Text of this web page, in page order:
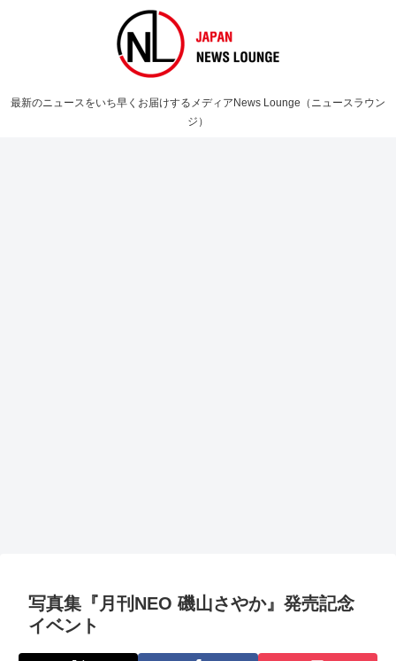
最新のニュースをいち早くお届けするメディアNews Lounge（ニュースラウン
ジ）
写真集『月刊NEO 磯山さやか』発売記念
イベント